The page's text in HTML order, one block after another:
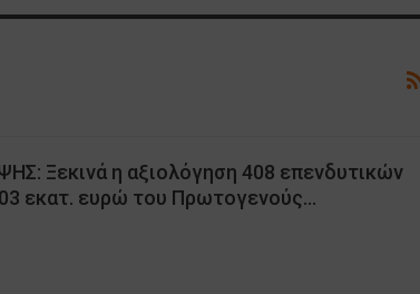
Ξεκινά η αξιολόγηση 408 επενδυτικών
εκατ. ευρώ του Πρωτογενούς…